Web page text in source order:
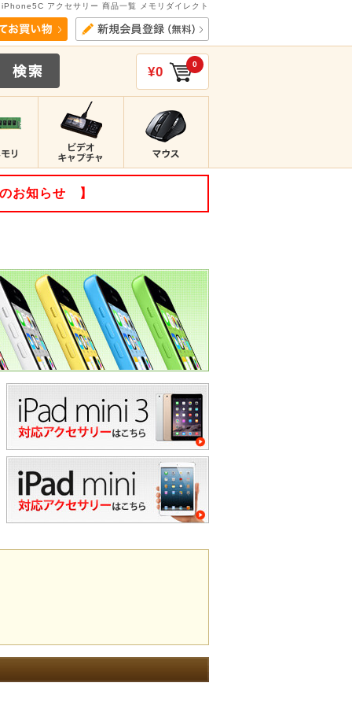
iPhone5C アクセサリー 商品一覧 メモリダイレクト
¥0 0
お知らせ 】